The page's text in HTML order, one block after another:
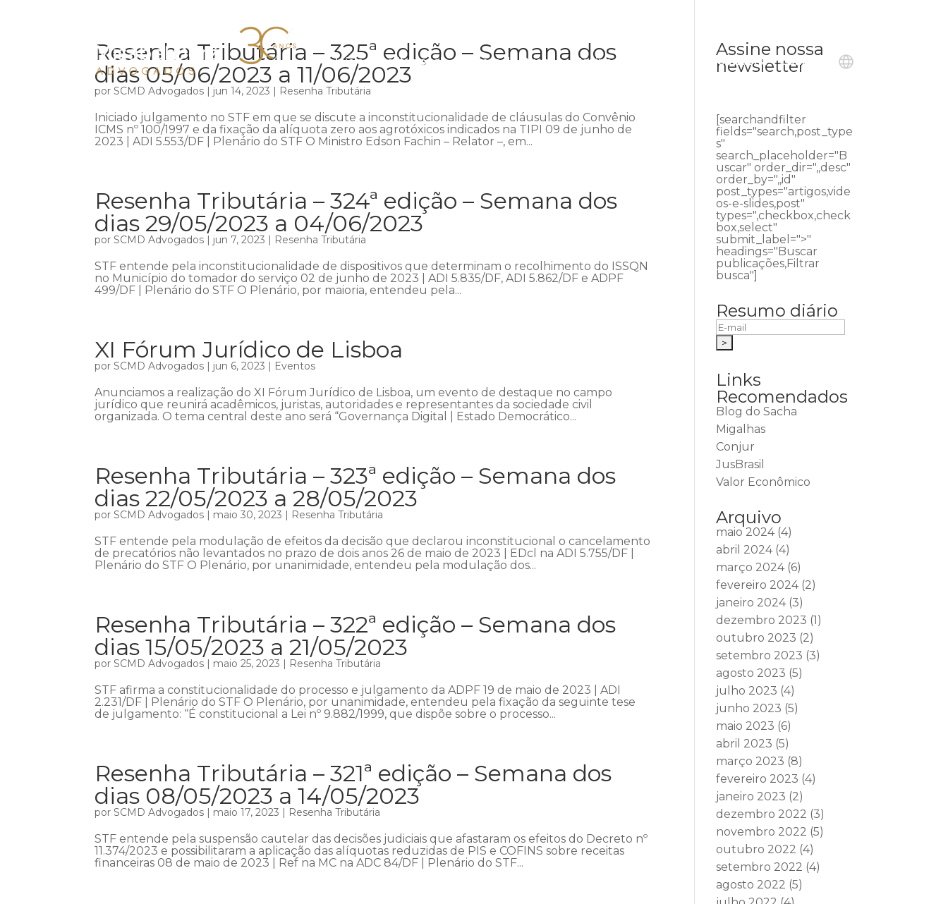
Início Institucional Áreas de atuação Equipe Ouvidoria Contato
Resenha Tributária – 325ª edição – Semana dos
dias 05/06/2023 a 11/06/2023
porSCMD Advogados | jun 14, 2023 | Resenha Tributária
Iniciado julgamento no STF em que se discute a inconstitucionalidade de cláusulas do Convênio
ICMS nº 100/1997 e da fixação da alíquota zero aos agrotóxicos indicados na TIPI 09 de junho de
2023 | ADI 5.553/DF | Plenário do STF O Ministro Edson Fachin – Relator –, em...
Resenha Tributária – 324ª edição – Semana dos
dias 29/05/2023 a 04/06/2023
porSCMD Advogados | jun 7, 2023 | Resenha Tributária
STF entende pela inconstitucionalidade de dispositivos que determinam o recolhimento do ISSQN
no Município do tomador do serviço 02 de junho de 2023 | ADI 5.835/DF, ADI 5.862/DF e ADPF
499/DF | Plenário do STF O Plenário, por maioria, entendeu pela...
XI Fórum Jurídico de Lisboa
porSCMD Advogados | jun 6, 2023 | Eventos
Anunciamos a realização do XI Fórum Jurídico de Lisboa, um evento de destaque no campo
jurídico que reunirá acadêmicos, juristas, autoridades e representantes da sociedade civil
organizada. O tema central deste ano será “Governança Digital | Estado Democrático...
Resenha Tributária – 323ª edição – Semana dos
dias 22/05/2023 a 28/05/2023
porSCMD Advogados | maio 30, 2023 | Resenha Tributária
STF entende pela modulação de efeitos da decisão que declarou inconstitucional o cancelamento
de precatórios não levantados no prazo de dois anos 26 de maio de 2023 | EDcl na ADI 5.755/DF |
Plenário do STF O Plenário, por unanimidade, entendeu pela modulação dos...
Resenha Tributária – 322ª edição – Semana dos
dias 15/05/2023 a 21/05/2023
porSCMD Advogados | maio 25, 2023 | Resenha Tributária
STF afirma a constitucionalidade do processo e julgamento da ADPF 19 de maio de 2023 | ADI
2.231/DF | Plenário do STF O Plenário, por unanimidade, entendeu pela fixação da seguinte tese
de julgamento: “É constitucional a Lei nº 9.882/1999, que dispõe sobre o processo...
Resenha Tributária – 321ª edição – Semana dos
dias 08/05/2023 a 14/05/2023
porSCMD Advogados | maio 17, 2023 | Resenha Tributária
STF entende pela suspensão cautelar das decisões judiciais que afastaram os efeitos do Decreto nº
11.374/2023 e possibilitaram a aplicação das alíquotas reduzidas de PIS e COFINS sobre receitas
financeiras 08 de maio de 2023 | Ref na MC na ADC 84/DF | Plenário do STF...
Assine nossa
newsletter
[searchandfilter
fields="search,post_type
s"
search_placeholder="B
uscar" order_dir=",,desc"
order_by=",,id"
post_types="artigos,vide
os-e-slides,post"
types=",checkbox,check
box,select"
submit_label=">"
headings="Buscar
publicações,Filtrar
busca"]
Resumo diário
Links
Recomendados
Blog do Sacha
Migalhas
Conjur
JusBrasil
Valor Econômico
Arquivo
maio 2024(4)
abril 2024(4)
março 2024(6)
fevereiro 2024(2)
janeiro 2024(3)
dezembro 2023 (1)
outubro 2023 (2)
setembro 2023 (3)
agosto 2023 (5)
julho 2023 (4)
junho 2023 (5)
maio 2023 (6)
abril 2023 (5)
março 2023 (8)
fevereiro 2023 (4)
janeiro 2023 (2)
dezembro 2022 (3)
novembro 2022 (5)
outubro 2022 (4)
setembro 2022 (4)
agosto 2022 (5)